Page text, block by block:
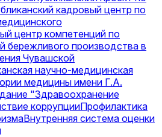
кадровый центр по
центр компетенций по
бережливого производства в
Чувашской
научно-медицинская
медицины имени Г.А.
"Здравоохранение
коррупцииПрофилактика
Внутренняя система оценки